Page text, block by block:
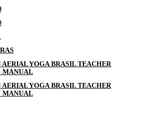
AERIAL YOGA BRASIL TEACHER
MANUAL
AERIAL YOGA BRASIL TEACHER
MANUAL